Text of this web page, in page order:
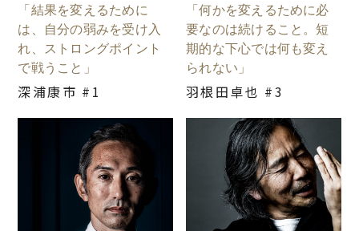
「結果を変えるために
は、自分の弱みを受け入
れ、ストロングポイント
で戦うこと」
深浦康市 #1
「何かを変えるために必
要なのは続けること。短
期的な下心では何も変え
られない」
羽根田卓也 #3